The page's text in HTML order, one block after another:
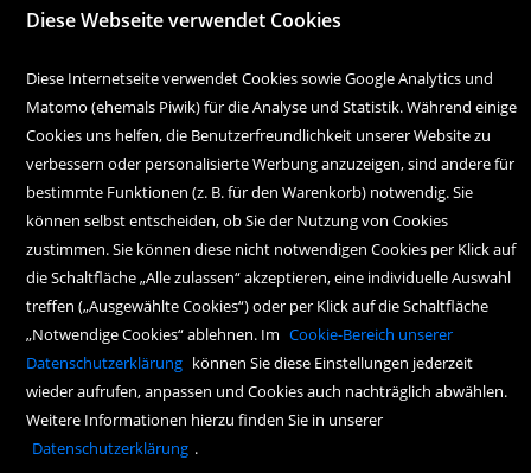
Montag bis Freitag:
Samstag:
9.00 Uhr bis 17.00 Uhr
Copyright Icons: Fahrradicon | Socialicon | Zahlungsicon | Serviceicons
Diese Webseite verwendet Cookies
Diese Internetseite verwendet Cookies sowie Google Analytics und
Matomo (ehemals Piwik) für die Analyse und Statistik. Während einige
Cookies uns helfen, die Benutzerfreundlichkeit unserer Website zu
verbessern oder personalisierte Werbung anzuzeigen, sind andere für
bestimmte Funktionen (z. B. für den Warenkorb) notwendig. Sie
können selbst entscheiden, ob Sie der Nutzung von Cookies
zustimmen. Sie können diese nicht notwendigen Cookies per Klick auf
die Schaltfläche „Alle zulassen“ akzeptieren, eine individuelle Auswahl
treffen („Ausgewählte Cookies“) oder per Klick auf die Schaltfläche
„Notwendige Cookies“ ablehnen. Im Cookie-Bereich unserer
Datenschutzerklärung können Sie diese Einstellungen jederzeit
wieder aufrufen, anpassen und Cookies auch nachträglich abwählen.
Weitere Informationen hierzu finden Sie in unserer
Datenschutzerklärung .